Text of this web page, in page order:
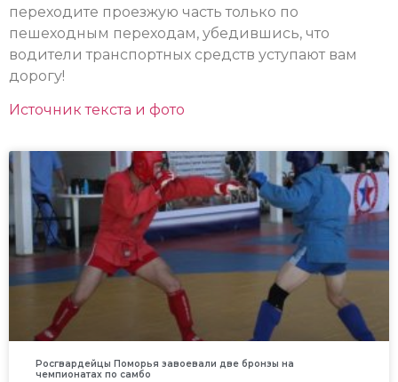
переходите проезжую часть только по
пешеходным переходам, убедившись, что
водители транспортных средств уступают вам
дорогу!
Источник текста и фото
Росгвардейцы Поморья завоевали две бронзы на
чемпионатах по самбо